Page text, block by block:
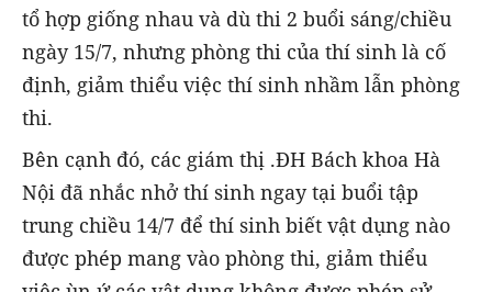
tổ hợp giống nhau và dù thi 2 buổi sáng/chiều
ngày 15/7, nhưng phòng thi của thí sinh là cố
định, giảm thiểu việc thí sinh nhầm lẫn phòng
thi.
Bên cạnh đó, các giám thị .ĐH Bách khoa Hà
Nội đã nhắc nhở thí sinh ngay tại buổi tập
trung chiều 14/7 để thí sinh biết vật dụng nào
được phép mang vào phòng thi, giảm thiểu